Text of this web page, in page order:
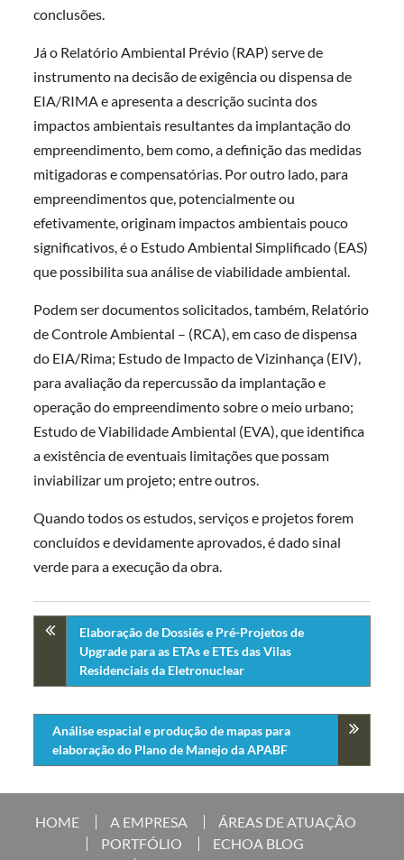
conclusões.
Já o Relatório Ambiental Prévio (RAP) serve de
instrumento na decisão de exigência ou dispensa de
EIA/RIMA e apresenta a descrição sucinta dos
impactos ambientais resultantes da implantação do
empreendimento, bem como, a definição das medidas
mitigadoras e compensatórias. Por outro lado, para
empreendimentos que, potencialmente ou
efetivamente, originam impactos ambientais pouco
significativos, é o Estudo Ambiental Simplificado (EAS)
que possibilita sua análise de viabilidade ambiental.
Podem ser documentos solicitados, também, Relatório
de Controle Ambiental – (RCA), em caso de dispensa
do EIA/Rima; Estudo de Impacto de Vizinhança (EIV),
para avaliação da repercussão da implantação e
operação do empreendimento sobre o meio urbano;
Estudo de Viabilidade Ambiental (EVA), que identifica
a existência de eventuais limitações que possam
inviabilizar um projeto; entre outros.
Quando todos os estudos, serviços e projetos forem
concluídos e devidamente aprovados, é dado sinal
verde para a execução da obra.
Elaboração de Dossiês e Pré-Projetos de
Upgrade para as ETAs e ETEs das Vilas
Residenciais da Eletronuclear
Análise espacial e produção de mapas para
elaboração do Plano de Manejo da APABF
HOME A EMPRESA
ÁREAS DE ATUAÇÃO
PORTFÓLIO
ECHOA BLOG